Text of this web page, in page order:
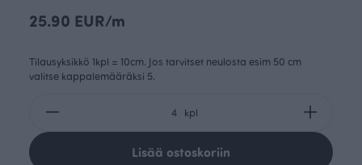
25.90 EUR/m
Tilausyksikkö 1kpl = 10cm. Jos tarvitset neulosta esim 50 cm
valitse kappalemääräksi 5.
kpl
Lisää ostoskoriin